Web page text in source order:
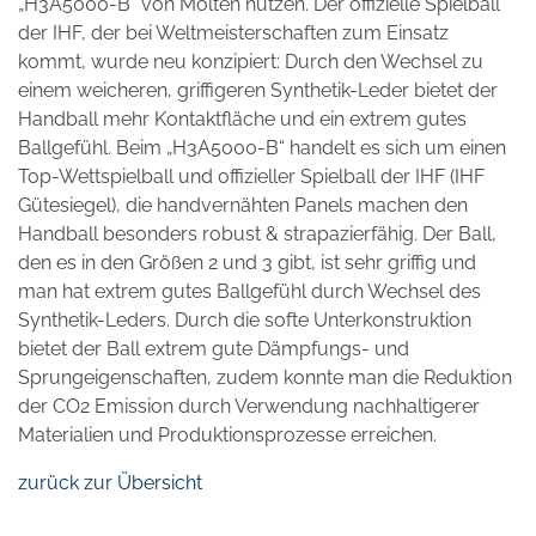
der IHF, der bei Weltmeisterschaften zum Einsatz
kommt, wurde neu konzipiert: Durch den Wechsel zu
einem weicheren, griffigeren Synthetik-Leder bietet der
Handball mehr Kontaktfläche und ein extrem gutes
Ballgefühl. Beim „H3A5000-B“ handelt es sich um einen
Top-Wettspielball und offizieller Spielball der IHF (IHF
Gütesiegel), die handvernähten Panels machen den
Handball besonders robust & strapazierfähig. Der Ball,
den es in den Größen 2 und 3 gibt, ist sehr griffig und
man hat extrem gutes Ballgefühl durch Wechsel des
Synthetik-Leders. Durch die softe Unterkonstruktion
bietet der Ball extrem gute Dämpfungs- und
Sprungeigenschaften, zudem konnte man die Reduktion
der CO2 Emission durch Verwendung nachhaltigerer
Materialien und Produktionsprozesse erreichen.
zurück zur Übersicht